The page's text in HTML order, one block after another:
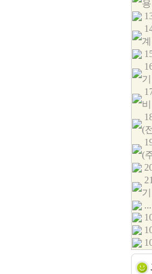
계
기
비
(
(
기
...